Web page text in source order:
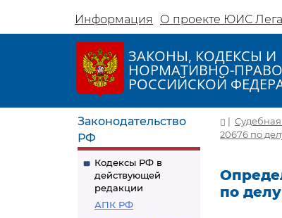
Информация О проекте ЮИС
ЗАКОНЫ, КОДЕКСЫ И
НОРМАТИВНО-
РОССИЙСКОЙ
Законодательство
РФ
Кодексы РФ в
действующей
редакции
АПК РФ
|
20676 по
по